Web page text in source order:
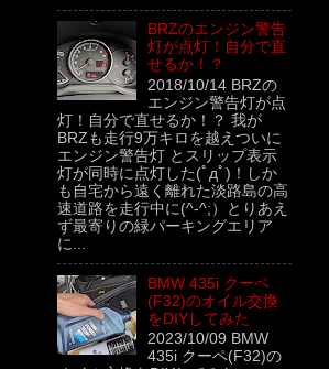
BRZのエンジン警告
灯が点灯！自分で直
せるか！？
2018/10/14 BRZの
エンジン警告灯が点
灯！自分で直せるか！？ 我が
BRZも走行9万キロを越えついに
エンジン警告灯 とスリップ表示
灯が同時に点灯した(ﾟдﾟ)！しか
も自宅から遠く離れた淡路島の高
速道路を走行中に(^-^;）とりあえ
ず最寄りの緑パーキングエリア
に...
BMW 435i クーペ
(F32)のオイル交換
をDIYしてみた
2023/10/09 BMW
435i クーペ(F32)の